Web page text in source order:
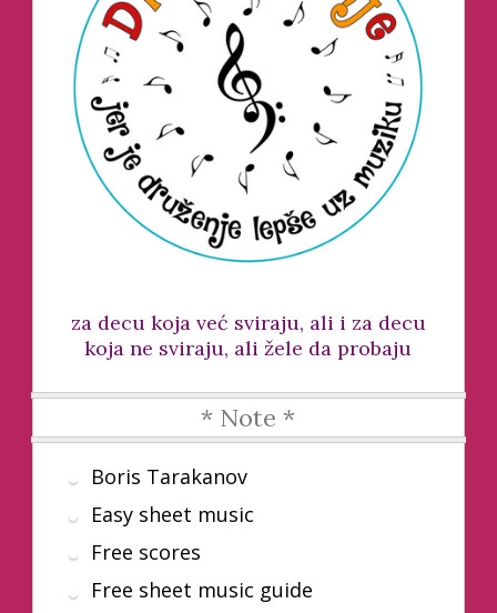
za decu koja već sviraju, ali i za decu
koja ne sviraju, ali žele da probaju
* Note *
Boris Tarakanov
Easy sheet music
Free scores
Free sheet music guide